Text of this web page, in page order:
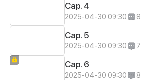
Cap. 4
2025-04-30 09:30 8
Cap. 5
2025-04-30 09:30 7
Cap. 6
2025-04-30 09:30 8